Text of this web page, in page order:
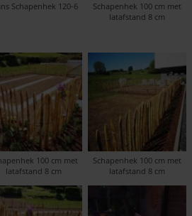
Schapenhek 120-6
Schapenhek 100 cm met
latafstand 8 cm
100 cm met
latafstand 8 cm
Schapenhek 100 cm met
latafstand 8 cm